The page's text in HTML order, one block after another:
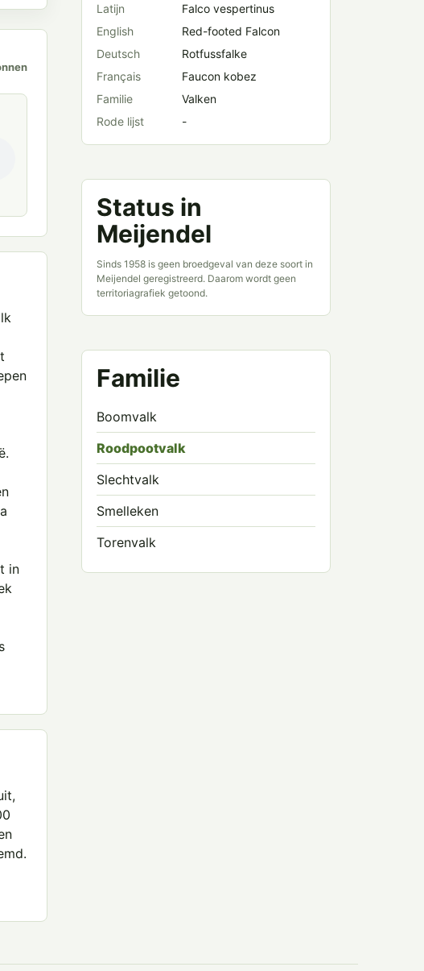
in
Latijn
Falco vespertinus
English
Red-footed Falcon
Deutsch
Rotfussfalke
Français
Faucon kobez
Familie
Valken
Rode lijst
-
Status in
Meijendel
Sinds 1958 is geen broedgeval van deze soort in
Meijendel geregistreerd. Daarom wordt geen
territoriagrafiek getoond.
Familie
Boomvalk
Roodpootvalk
Slechtvalk
Smelleken
Torenvalk